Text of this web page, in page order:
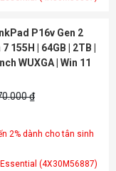
P16v Gen 2
155H | 64GB | 2TB |
WUXGA | Win 11
₫
2% dành cho tân sinh
(4X30M56887)